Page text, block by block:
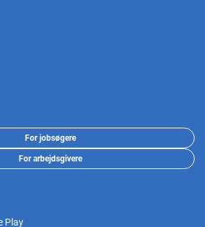
For jobsøgere
For arbejdsgivere